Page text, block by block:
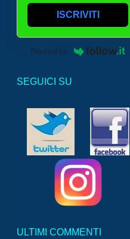
ISCRIVITI
Powered by
SEGUICI SU
ULTIMI COMMENTI